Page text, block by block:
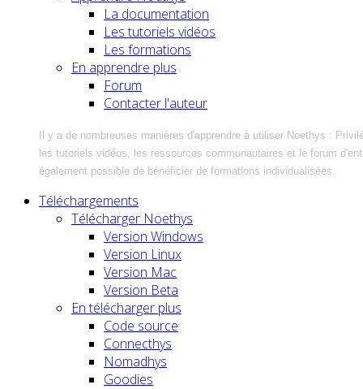
La documentation
Les tutoriels vidéos
Les formations
En apprendre plus
Forum
Contacter l'auteur
Il y a de nombreuses manières d'apprendre à utiliser Noethys :
les tutoriels vidéos, les ressources communautaires et le forum
également possible de bénéficier de formations individualisées.
Téléchargements
Télécharger Noethys
Version Windows
Version Linux
Version Mac
Version Beta
En télécharger plus
Code source
Connecthys
Nomadhys
Goodies